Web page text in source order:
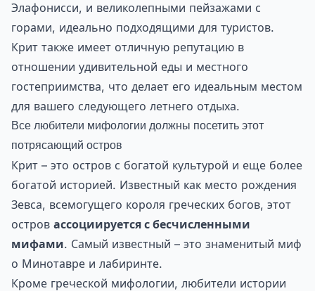
Элафонисси, и великолепными пейзажами с
горами, идеально подходящими для туристов.
Крит также имеет отличную репутацию в
отношении удивительной еды и местного
гостеприимства, что делает его идеальным местом
для вашего следующего летнего отдыха.
Все любители мифологии должны посетить этот
потрясающий остров
Крит – это остров с богатой культурой и еще более
богатой историей. Известный как место рождения
Зевса, всемогущего короля греческих богов, этот
остров ассоциируется с бесчисленными
мифами. Самый известный – это знаменитый миф
о Минотавре и лабиринте.
Кроме греческой мифологии, любители истории